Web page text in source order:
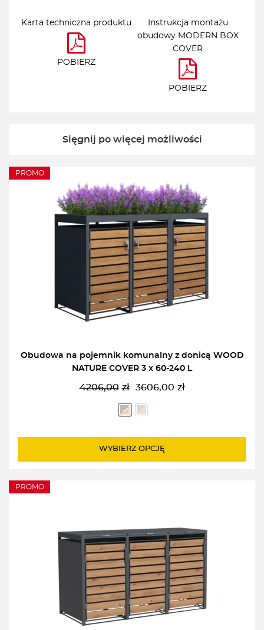
Karta techniczna produktu
POBIERZ
Instrukcja montażu
obudowy MODERN BOX
COVER
POBIERZ
Sięgnij po więcej możliwości
PROMO
Obudowa na pojemnik komunalny z donicą WOOD
NATURE COVER 3 x 60-240 L
4206,00 zł
Pierwotna
cena
wynosiła:
3606,00 zł
Aktualna
cena
wynosi:
WYBIERZ OPCJĘ
PROMO